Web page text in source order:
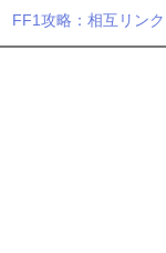
FF1攻略：相互リンク